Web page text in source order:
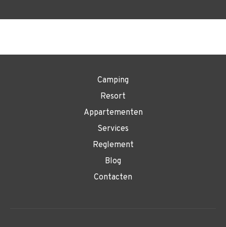
Camping
Resort
Appartementen
Services
Reglement
Blog
Contacten